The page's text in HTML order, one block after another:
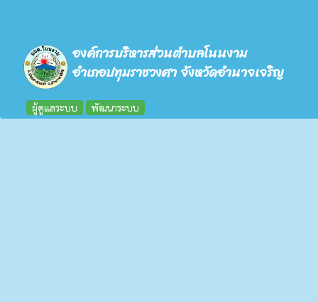
องค์การบริหารส่วนตำบลโนนงาม
อำเภอปทุมราชวงศา จังหวัดอำนาจเจริญ
ผู้ดูแลระบบ พัฒนาระบบ